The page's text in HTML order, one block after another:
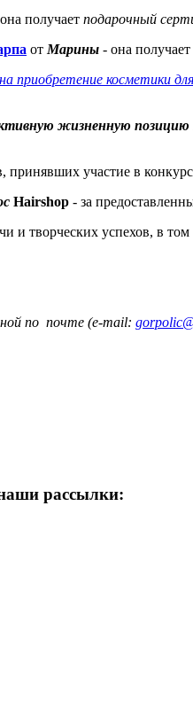
получает подарочный
от Марины - она получает
приобретение косметики
жизненную позицию
участие в
Hairshop - за
и творческих успехов, в
по почте (e-mail:
рассылки: